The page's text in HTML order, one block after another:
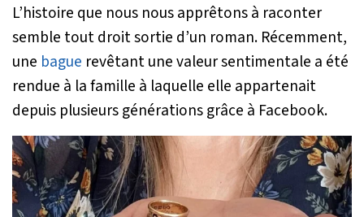
L’histoire que nous nous apprêtons à raconter
semble tout droit sortie d’un roman. Récemment,
une bague revêtant une valeur sentimentale a été
rendue à la famille à laquelle elle appartenait
depuis plusieurs générations grâce à Facebook.